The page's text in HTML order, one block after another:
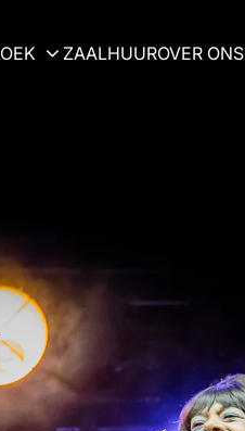
ZAALHUUROVER ONS